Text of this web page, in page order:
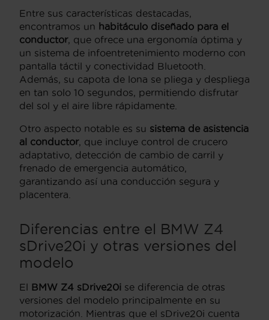
Entre sus características destacadas,
encontramos un habitáculo diseñado para el
conductor, que ofrece una ergonomía óptima y
un sistema de infoentretenimiento moderno con
pantalla táctil y conectividad Bluetooth.
Además, su capota de lona se pliega y despliega
en tan solo 10 segundos, permitiendo disfrutar
del sol y el aire libre rápidamente.
Otro aspecto notable es su sistema de asistencia
al conductor, que incluye control de crucero
adaptativo, detección de cambio de carril y
frenado de emergencia automático,
garantizando así una conducción segura y
placentera.
Diferencias entre el BMW Z4
sDrive20i y otras versiones del
modelo
El BMW Z4 sDrive20i se diferencia de otras
versiones del modelo principalmente en su
motorización. Mientras que el sDrive20i cuenta